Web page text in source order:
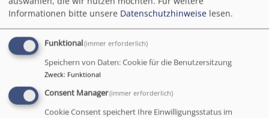
Erntedanktag mit einem Scheunengottesdienst in Cottenbach. In
Gott für das zu danken, was auf den Feldern, Wiesen und in
Gärten gewachsen ist. Sondern auch an die Menschen zu
denken, die nicht auf der Sonnenseite des Lebens stehen.
unter anderem von Pfarrerin Annemarie Ritter, Mitgliedern der
Landjugend sowie von Posaunenbläserinnen und Bläsern. (gs)
Informationen bitte unsere Datenschutzhinweise lesen.
Funktional(immer erforderlich)
Speichern von Daten: Cookie für die Benutzersitzung
Zweck: Funktional
Consent Manager(immer erforderlich)
Cookie Consent speichert Ihre Einwilligungsstatus im